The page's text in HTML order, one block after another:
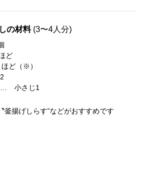
の材料 (3〜4人分)
ど
ど（※）
… 小さじ1
揚げしらす”などがおすすめです